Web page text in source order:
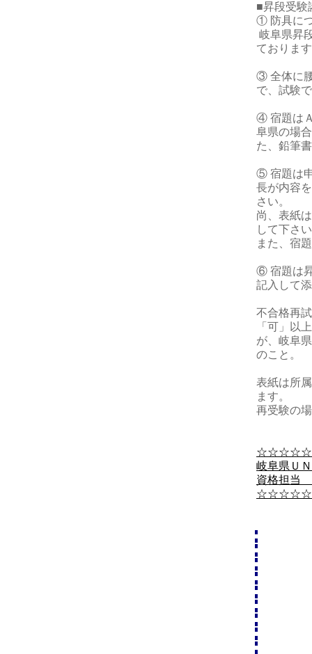
■昇段受
① 防具に
岐阜県昇
ておりま
③ 全体に
で、試験
④ 宿題は
阜県の場
た、鉛筆
⑤ 宿題は
長が内容
さい。
尚、表紙
して下さ
また、宿
⑥ 宿題は
記入して
不合格再
「可」以
が、岐阜
のこと。
表紙は所
ます。
再受験の
岐阜県Ｕ
資格担